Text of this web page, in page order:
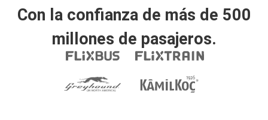
Con la confianza de más de 500
millones de pasajeros.